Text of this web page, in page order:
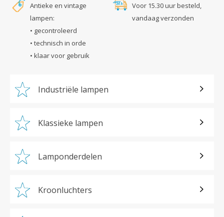
Antieke en vintage
lampen:
• gecontroleerd
• technisch in orde
• klaar voor gebruik
Voor 15.30 uur besteld,
vandaag verzonden
Industriële lampen
Klassieke lampen
Lamponderdelen
Kroonluchters